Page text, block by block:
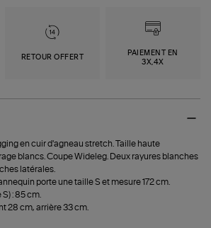
RETOUR OFFERT
PAIEMENT EN
3X,4X
en cuir d'agneau stretch. Taille haute
blancs. Coupe Wideleg. Deux rayures blanches
latérales.
porte une taille S et mesure 172 cm.
: 85 cm.
28 cm, arrière 33 cm.